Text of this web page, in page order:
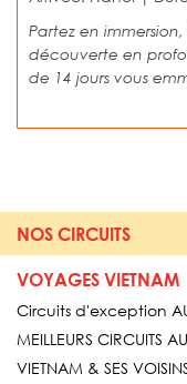
Partez en
découverte en
de 14 jours vous
NOS CIRCUITS
VOYAGES VIETNAM
Circuits d'exception
MEILLEURS CIRCUITS
VIETNAM & SES